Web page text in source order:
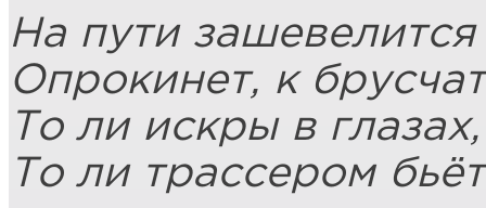
На пути зашевелится
Опрокинет, к
То ли искры в
То ли трассером